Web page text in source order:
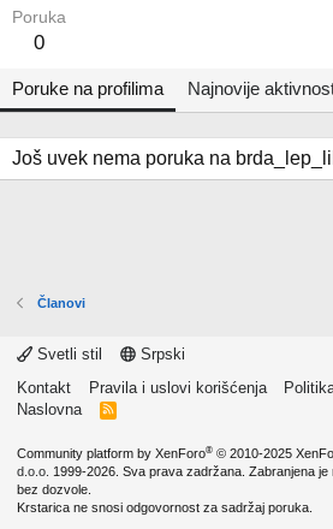
Poruka
0
Poruke na profilima Najnovije
Još uvek nema poruka na
Članovi
Svetli stil
Srpski
Kontakt
Pravila i uslovi korišćenja
Naslovna
R
Community platform by XenForo® © 2010-2025
d.o.o. 1999-2026. Sva prava zadržana. Zabranjena
bez dozvole.
Krstarica ne snosi odgovornost za sadržaj poruka.